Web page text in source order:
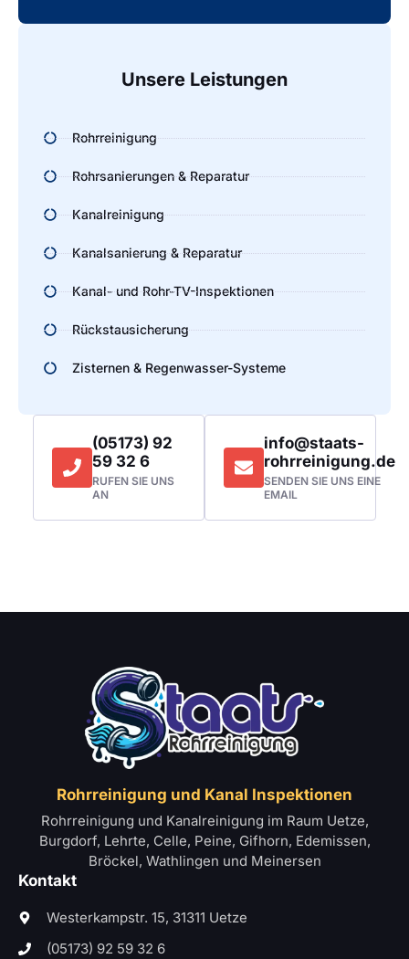
Unsere Leistungen
Rohrreinigung
Rohrsanierungen & Reparatur
Kanalreinigung
Kanalsanierung & Reparatur
Kanal- und Rohr-TV-Inspektionen
Rückstausicherung
Zisternen & Regenwasser-Systeme
(05173) 92
59 32 6
RUFEN SIE UNS
AN
info@staats-
rohrreinigung.de
SENDEN SIE UNS EINE
EMAIL
Rohrreinigung und Kanal Inspektionen
Rohrreinigung und Kanalreinigung im Raum Uetze,
Burgdorf, Lehrte, Celle, Peine, Gifhorn, Edemissen,
Bröckel, Wathlingen und Meinersen
Kontakt
Westerkampstr. 15, 31311 Uetze
(05173) 92 59 32 6